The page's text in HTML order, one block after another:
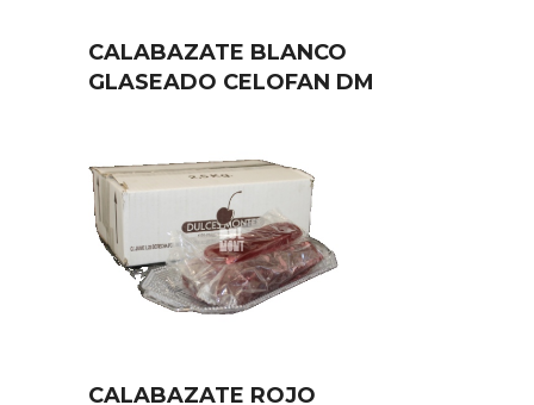
CALABAZATE BLANCO
GLASEADO CELOFAN DM
CALABAZATE ROJO